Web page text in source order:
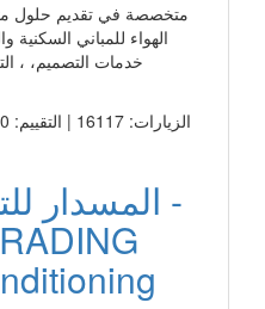
متخصصة في تقديم حلول
الهواء للمباني السكنية
خدمات التصميم، ،
الزيارات: 16117 | التقييم: 0 | المقيّمين: 0 | المدينة
المسدار